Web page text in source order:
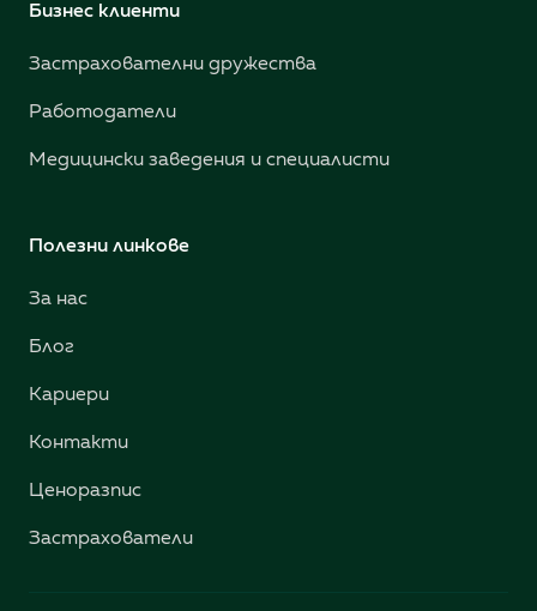
Бизнес клиенти
Застрахователни дружества
Работодатели
Медицински заведения и специалисти
Полезни линкове
За нас
Блог
Кариери
Контакти
Ценоразпис
Застрахователи